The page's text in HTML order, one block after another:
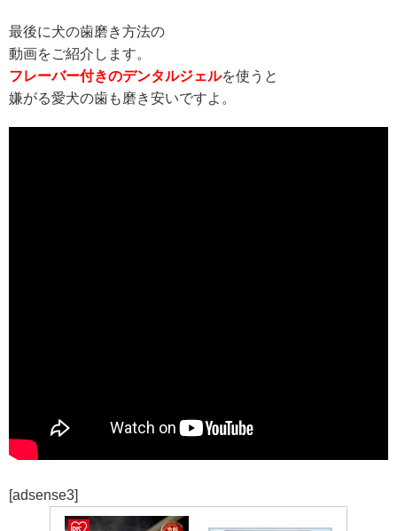
最後に犬の歯磨き方法の
動画をご紹介します。
フレーバー付きのデンタルジェルを使うと
嫌がる愛犬の歯も磨き安いですよ。
[adsense3]